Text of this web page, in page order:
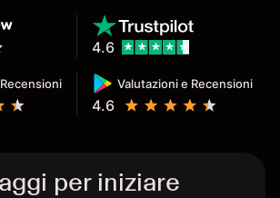
Valutazioni e Recensioni
4.6
4.6
per iniziare